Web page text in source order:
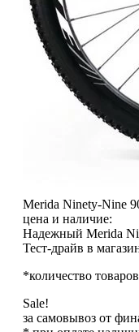
Merida Ninety-Nine
цена и наличие:
Надежный Merida
Тест-драйв в
*количество
Sale!
за самовывоз от